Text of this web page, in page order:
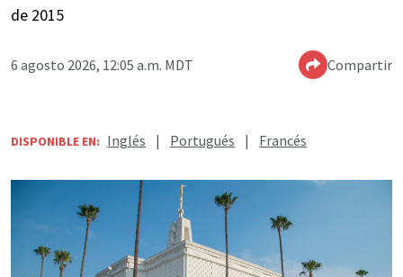
de 2015
6 agosto 2026, 12:05 a.m. MDT Compartir
DISPONIBLE EN: Inglés | Portugués | Francés